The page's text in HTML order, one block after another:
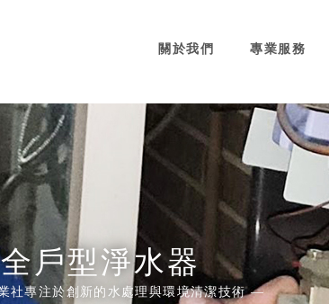
關於我們 專業服務
全戶型淨水器